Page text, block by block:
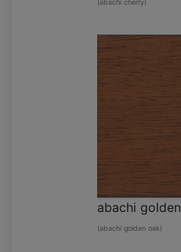
(abachi cherry)
abachi golden
(abachi golden oak)